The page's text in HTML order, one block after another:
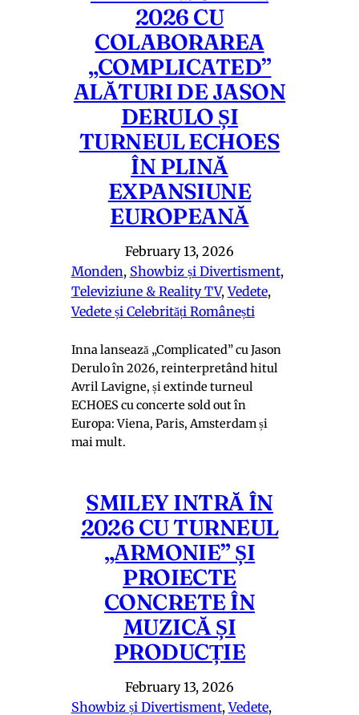
2026 CU
COLABORAREA
„COMPLICATED”
ALĂTURI DE JASON
DERULO ȘI
TURNEUL ECHOES
ÎN PLINĂ
EXPANSIUNE
EUROPEANĂ
February 13, 2026
Monden, Showbiz și Divertisment ,
Televiziune & Reality TV, Vedete ,
Vedete și Celebrități Românești
Inna lansează „Complicated” cu Jason
Derulo în 2026, reinterpretând hitul
Avril Lavigne, și extinde turneul
ECHOES cu concerte sold out în
Europa: Viena, Paris, Amsterdam și
mai mult.
SMILEY INTRĂ ÎN
2026 CU TURNEUL
„ARMONIE” ȘI
PROIECTE
CONCRETE ÎN
MUZICĂ ȘI
PRODUCȚIE
February 13, 2026
Showbiz și Divertisment, Vedete ,